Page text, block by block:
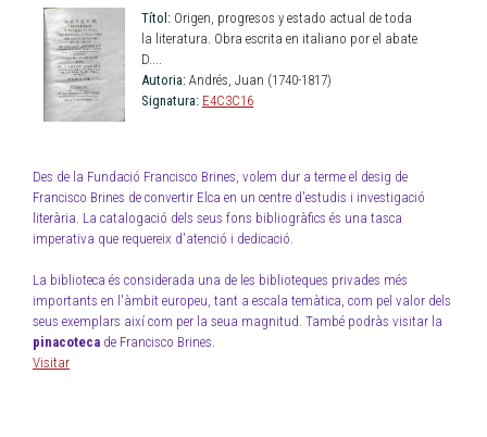
Títol: Origen, progresos y estado actual de toda
la literatura. Obra escrita en italiano por el abate
D....
Autoria: Andrés, Juan (1740-1817)
Signatura: E4C3C16
Des de la Fundació Francisco Brines, volem dur a terme el desig de
Francisco Brines de convertir Elca en un centre d'estudis i investigació
literària. La catalogació dels seus fons bibliogràfics és una tasca
imperativa que requereix d'atenció i dedicació.
La biblioteca és considerada una de les biblioteques privades més
importants en l'àmbit europeu, tant a escala temàtica, com pel valor dels
seus exemplars així com per la seua magnitud. També podràs visitar la
pinacoteca de Francisco Brines.
Visitar